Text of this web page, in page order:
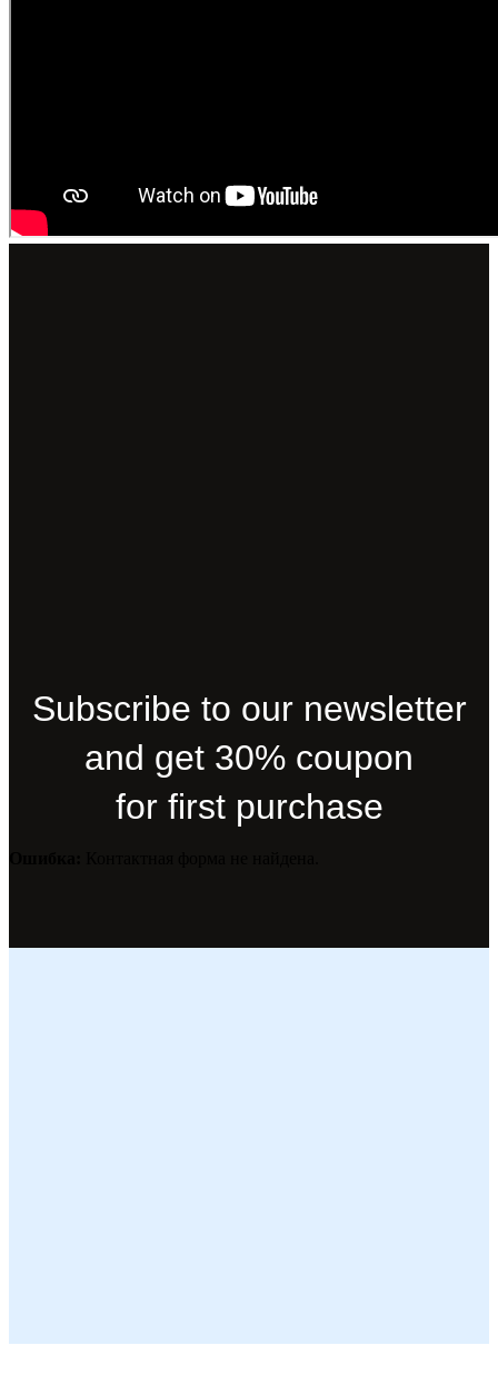
Subscribe to our newsletter
and get 30% coupon
for first purchase